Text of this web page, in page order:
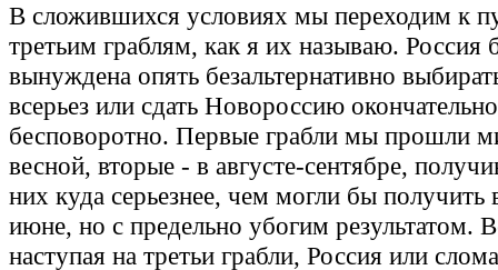
В сложившихся условиях мы переходим к
третьим граблям, как я их называю. Россия
вынуждена опять безальтернативно
всерьез или сдать Новороссию
бесповоротно. Первые грабли мы прошли
весной, вторые - в августе-сентябре,
них куда серьезнее, чем могли бы получить
июне, но с предельно убогим результатом.
наступая на третьи грабли, Россия или